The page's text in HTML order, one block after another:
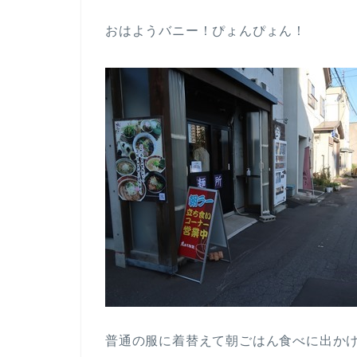
おはようバニー！ぴょんぴょん！
普通の服に着替えて朝ごはん食べに出か